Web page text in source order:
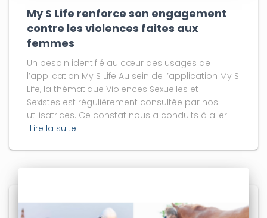
My S Life renforce son engagement
contre les violences faites aux
femmes
Un besoin identifié au cœur des usages de
l’application My S Life Au sein de l’application My S
Life, la thématique Violences Sexuelles et
Sexistes est régulièrement consultée par nos
utilisatrices. Ce constat nous a conduits à aller
Lire la suite